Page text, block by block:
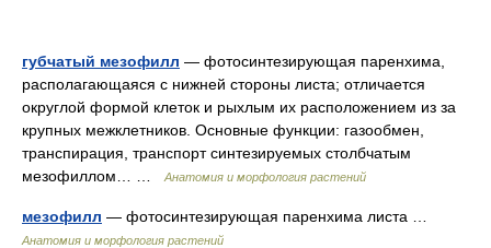
губчатый мезофилл — фотосинтезирующая паренхима,
располагающаяся с нижней стороны листа; отличается
округлой формой клеток и рыхлым их расположением из за
крупных межклетников. Основные функции: газообмен,
транспирация, транспорт синтезируемых столбчатым
мезофиллом… …
Анатомия и морфология растений
мезофилл — фотосинтезирующая паренхима листа …
Анатомия и морфология растений